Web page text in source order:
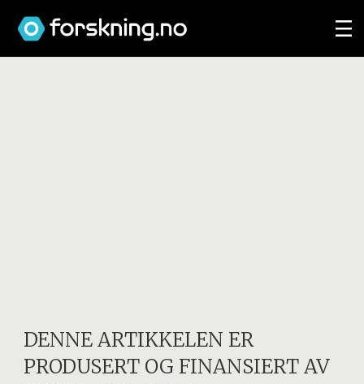
DENNE ARTIKKELEN ER
PRODUSERT OG FINANSIERT AV